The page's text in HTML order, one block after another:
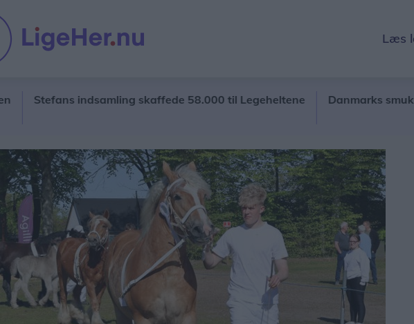
Læs
Stefans indsamling skaffede 58.000 til Legeheltene Danmarks